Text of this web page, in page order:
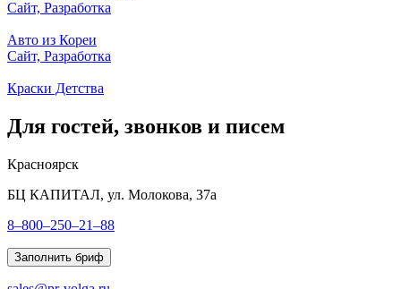
Сайт, Разработка
Авто из Кореи
Сайт, Разработка
Краски Детства
Для гостей, звонков и писем
Красноярск
БЦ КАПИТАЛ, ул. Молокова, 37а
8–800–250–21–88
Заполнить бриф